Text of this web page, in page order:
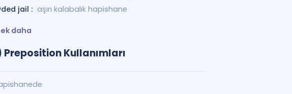
jail : aşırı kalabalık hapishane
daha
Kullanımları